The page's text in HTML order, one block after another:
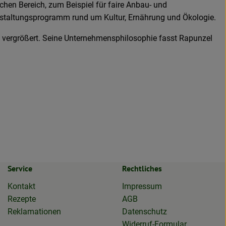
Bereich, zum Beispiel für faire Anbau- und
rund um Kultur, Ernährung und Ökologie.
Seine Unternehmensphilosophie fasst Rapunzel
Service
Kontakt
Rezepte
Reklamationen
Rechtliches
Impressum
AGB
Datenschutz